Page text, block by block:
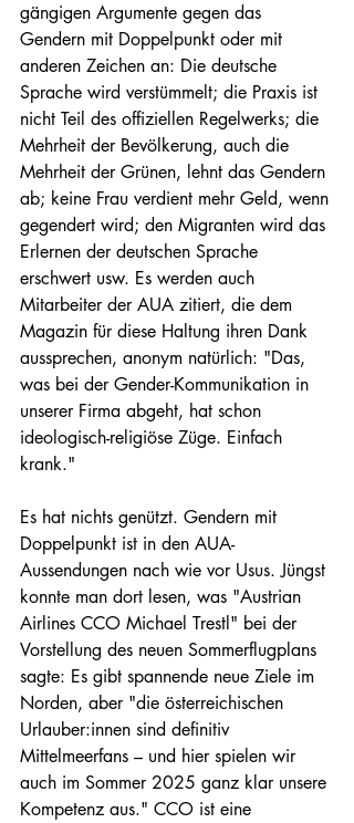
gängigen Argumente gegen das
Gendern mit Doppelpunkt oder mit
anderen Zeichen an: Die deutsche
Sprache wird verstümmelt; die Praxis ist
nicht Teil des offiziellen Regelwerks; die
Mehrheit der Bevölkerung, auch die
Mehrheit der Grünen, lehnt das Gendern
ab; keine Frau verdient mehr Geld, wenn
gegendert wird; den Migranten wird das
Erlernen der deutschen Sprache
erschwert usw. Es werden auch
Mitarbeiter der AUA zitiert, die dem
Magazin für diese Haltung ihren Dank
aussprechen, anonym natürlich: "Das,
was bei der Gender-Kommunikation in
unserer Firma abgeht, hat schon
ideologisch-religiöse Züge. Einfach
krank."
Es hat nichts genützt. Gendern mit
Doppelpunkt ist in den AUA-
Aussendungen nach wie vor Usus. Jüngst
konnte man dort lesen, was "Austrian
Airlines CCO Michael Trestl" bei der
Vorstellung des neuen Sommerflugplans
sagte: Es gibt spannende neue Ziele im
Norden, aber "die österreichischen
Urlauber:innen sind definitiv
Mittelmeerfans – und hier spielen wir
auch im Sommer 2025 ganz klar unsere
Kompetenz aus." CCO ist eine